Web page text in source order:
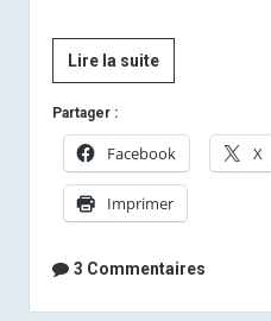
Lire la suite[By
Anaïs]
nouvelles
Partager :
Facebook X
Imprimer
3 Commentaires